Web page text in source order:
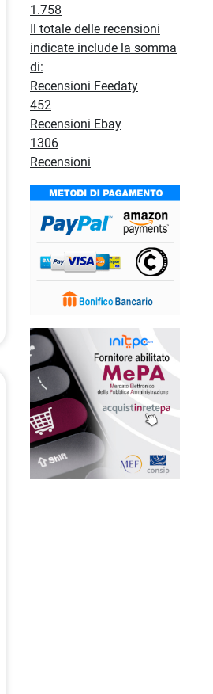
1.758
Il totale delle recensioni
indicate include la somma
di:
Recensioni Feedaty
452
Recensioni Ebay
1306
Recensioni